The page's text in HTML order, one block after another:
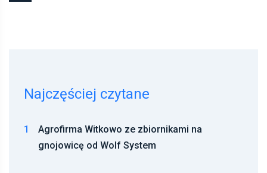
Najczęściej czytane
1
Agrofirma Witkowo ze zbiornikami na
gnojowicę od Wolf System